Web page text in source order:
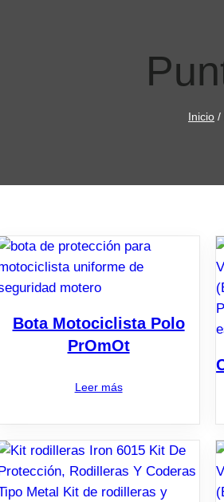
Inicio /
Bota Motociclista Polo
PrOmOt
Leer más